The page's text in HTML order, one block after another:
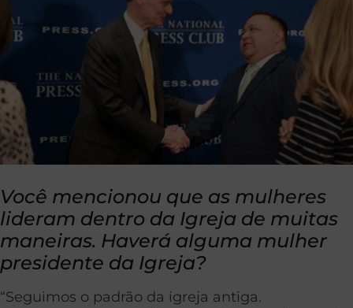
Você mencionou que as mulheres
lideram dentro da Igreja de muitas
maneiras. Haverá alguma mulher
presidente da Igreja?
“Seguimos o padrão da igreja antiga.